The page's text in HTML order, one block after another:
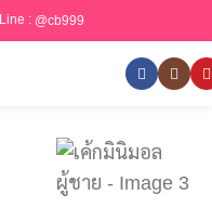
Line : @cb999